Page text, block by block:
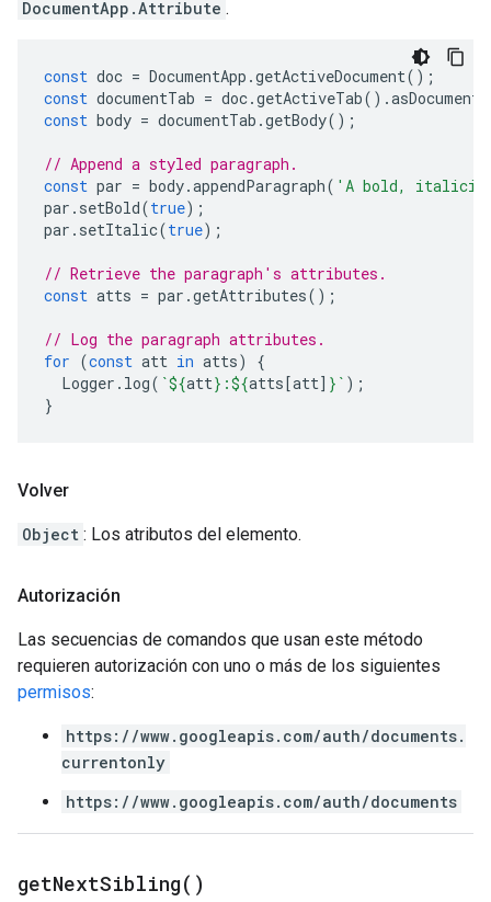
DocumentApp.Attribute .
const doc = DocumentApp .getActiveDocument();
const documentTab = doc.getActiveTab().
const body = documentTab .getBody();
// Append a styled paragraph.
const par = body.appendParagraph( 'A bold,
par . setBold(true);
par . setItalic(true);
// Retrieve the paragraph's attributes.
const atts = par .getAttributes();
// Log the paragraph attributes.
for (const att in atts)
{
Logger . log( `${att} :${atts[att] } ` );
}
Volver
Object : Los atributos del elemento.
Autorización
Las secuencias de comandos que usan este método
requieren autorización con uno o más de los siguientes
permisos:
https://www.googleapis.com/auth/documents.
currentonly
https://www.googleapis.com/auth/documents
getNextSibling( )